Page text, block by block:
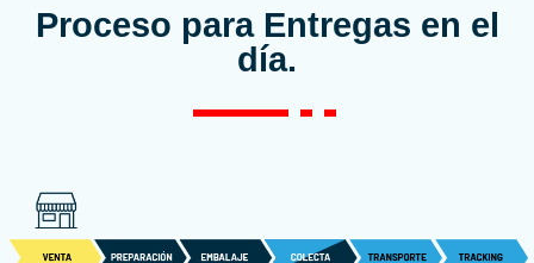
Proceso para Entregas en el
día.